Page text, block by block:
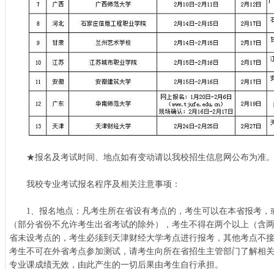
★报名及考试时间、地点如有变动请以我校招生信息网公布为准。
我校专业考试报名程序及相关注意事项：
1、报名地点：凡考生所在省设有考点的，考生可以在本省报考，
（部分省份不允许考生出省考试的除外），考生不得在两个以上（含
省未设考点的，考生必须到天津财经大学考点进行报考，其他考点不
考生不可在外省考点参加测试，请考生向所在省招生主管部门了解相
专业课成绩无效，由此产生的一切后果由考生自行承担。